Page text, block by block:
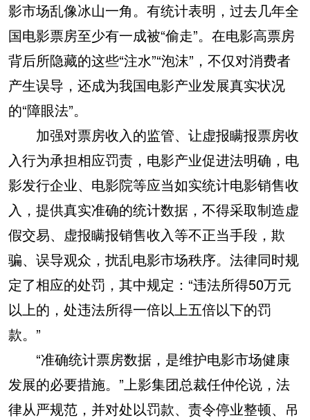
影市场乱像冰山一角。有统计表明，过去几年全
国电影票房至少有一成被“偷走”。在电影高票房
背后所隐藏的这些“注水”“泡沫”，不仅对消费者
产生误导，还成为我国电影产业发展真实状况
的“障眼法”。
加强对票房收入的监管、让虚报瞒报票房收
入行为承担相应罚责，电影产业促进法明确，电
影发行企业、电影院等应当如实统计电影销售收
入，提供真实准确的统计数据，不得采取制造虚
假交易、虚报瞒报销售收入等不正当手段，欺
骗、误导观众，扰乱电影市场秩序。法律同时规
定了相应的处罚，其中规定：“违法所得50万元
以上的，处违法所得一倍以上五倍以下的罚
款。”
“准确统计票房数据，是维护电影市场健康
发展的必要措施。”上影集团总裁任仲伦说，法
律从严规范，并对处以罚款、责令停业整顿、吊